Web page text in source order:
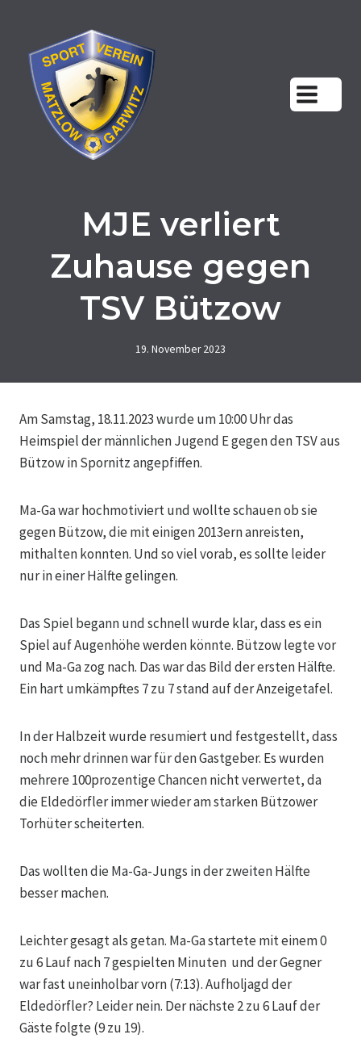
springen
MJE verliert
Zuhause gegen
TSV Bützow
19. November 2023
Am Samstag, 18.11.2023 wurde um 10:00 Uhr das
Heimspiel der männlichen Jugend E gegen den TSV aus
Bützow in Spornitz angepfiffen.
Ma-Ga war hochmotiviert und wollte schauen ob sie
gegen Bützow, die mit einigen 2013ern anreisten,
mithalten konnten. Und so viel vorab, es sollte leider
nur in einer Hälfte gelingen.
Das Spiel begann und schnell wurde klar, dass es ein
Spiel auf Augenhöhe werden könnte. Bützow legte vor
und Ma-Ga zog nach. Das war das Bild der ersten Hälfte.
Ein hart umkämpftes 7 zu 7 stand auf der Anzeigetafel.
In der Halbzeit wurde resumiert und festgestellt, dass
noch mehr drinnen war für den Gastgeber. Es wurden
mehrere 100prozentige Chancen nicht verwertet, da
die Eldedörfler immer wieder am starken Bützower
Torhüter scheiterten.
Das wollten die Ma-Ga-Jungs in der zweiten Hälfte
besser machen.
Leichter gesagt als getan. Ma-Ga startete mit einem 0
zu 6 Lauf nach 7 gespielten Minuten und der Gegner
war fast uneinholbar vorn (7:13). Aufholjagd der
Eldedörfler? Leider nein. Der nächste 2 zu 6 Lauf der
Gäste folgte (9 zu 19).